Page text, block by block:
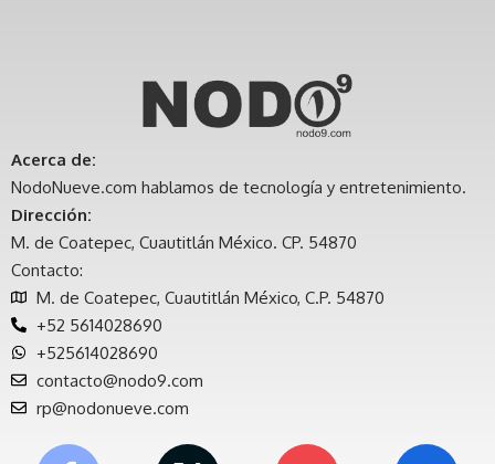
Acerca de:
NodoNueve.com hablamos de tecnología y entretenimiento.
Dirección:
M. de Coatepec, Cuautitlán México. CP. 54870
Contacto:
M. de Coatepec, Cuautitlán México, C.P. 54870
+52 5614028690
+525614028690
contacto@nodo9.com
rp@nodonueve.com